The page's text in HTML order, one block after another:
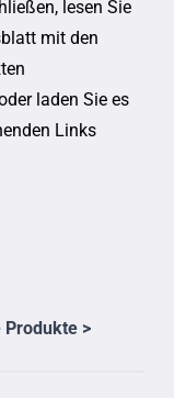
lesen Sie
mit den
laden Sie es
Links
>